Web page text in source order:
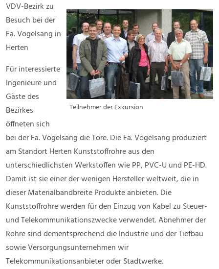
Teilnehmer der Exkursion
VDV-Bezirk zu
Besuch bei der
Fa. Vogelsang in
Herten
Für interessierte
Ingenieure und
Gäste des
Bezirkes
öffneten sich
bei der Fa. Vogelsang die Tore. Die Fa. Vogelsang produziert
am Standort Herten Kunststoffrohre aus den
unterschiedlichsten Werkstoffen wie PP, PVC-U und PE-HD.
Damit ist sie einer der wenigen Hersteller weltweit, die in
dieser Materialbandbreite Produkte anbieten. Die
Kunststoffrohre werden für den Einzug von Kabel zu Steuer-
und Telekommunikationszwecke verwendet. Abnehmer der
Rohre sind dementsprechend die Industrie und der Tiefbau
sowie Versorgungsunternehmen wir
Telekommunikationsanbieter oder Stadtwerke.